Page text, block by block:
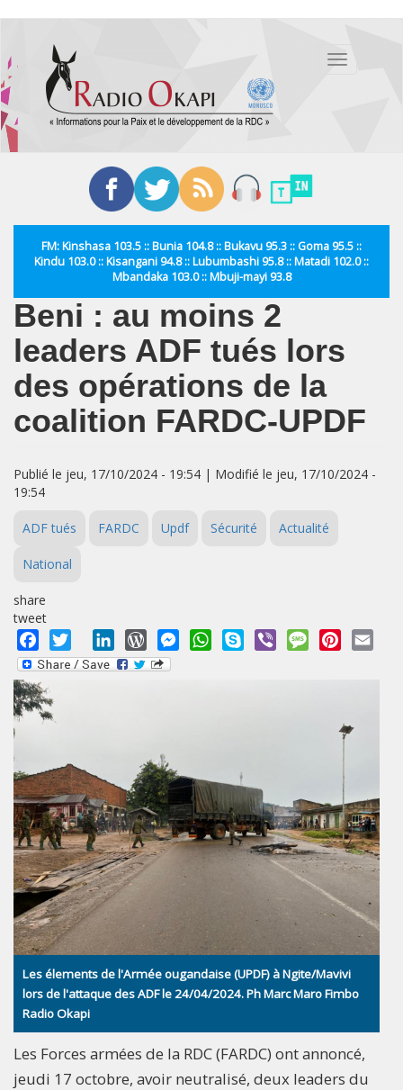
contenu
principal
Toggle
FM: Kinshasa 103.5 :: Bunia 104.8 :: Bukavu 95.3 :: Goma 95.5 ::
Kindu 103.0 :: Kisangani 94.8 :: Lubumbashi 95.8 :: Matadi 102.0 ::
Mbandaka 103.0 :: Mbuji-mayi 93.8
Beni : au moins 2
leaders ADF tués lors
des opérations de la
coalition FARDC-UPDF
Publié le jeu, 17/10/2024 - 19:54 | Modifié le jeu, 17/10/2024 -
19:54
ADF tués FARDC Updf Sécurité Actualité
National
share
tweet
Facebook
Twitter LinkedInWordPressMessengerWhatsApp
Skype Viber MessagePinterest
Les élements de l'Armée ougandaise (UPDF) à Ngite/Mavivi
lors de l'attaque des ADF le 24/04/2024. Ph Marc Maro Fimbo
Radio Okapi
Les Forces armées de la RDC (FARDC) ont annoncé,
jeudi 17 octobre, avoir neutralisé, deux leaders du